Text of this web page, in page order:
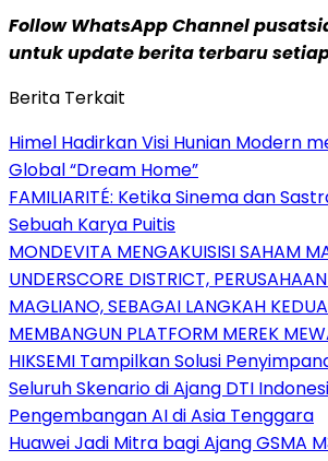
Follow WhatsApp Channel
untuk update berita terbaru
Berita Terkait
Himel Hadirkan Visi Hunian Modern
Global “Dream Home”
FAMILIARITÉ: Ketika Sinema dan
Sebuah Karya Puitis
MONDEVITA MENGAKUISISI SAHAM
UNDERSCORE DISTRICT,
MAGLIANO, SEBAGAI LANGKAH
MEMBANGUN PLATFORM MEREK
HIKSEMI Tampilkan Solusi
Seluruh Skenario di Ajang DTI
Pengembangan AI di Asia Tenggara
Huawei Jadi Mitra bagi Ajang GSMA